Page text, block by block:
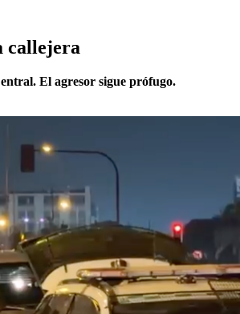
callejera
El agresor sigue prófugo.